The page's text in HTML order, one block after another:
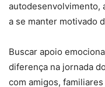
autodesenvolvimento,
a se manter motivado
Buscar apoio
diferença na jornada
com amigos,